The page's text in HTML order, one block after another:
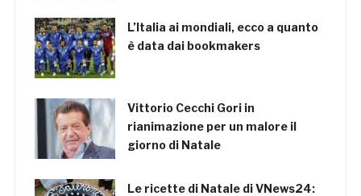
L’Italia ai mondiali, ecco a quanto
è data dai bookmakers
Vittorio Cecchi Gori in
rianimazione per un malore il
giorno di Natale
Le ricette di Natale di VNews24: